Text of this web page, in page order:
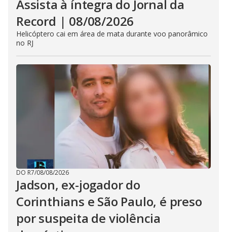
Assista à íntegra do Jornal da
Record | 08/08/2026
Helicóptero cai em área de mata durante voo panorâmico
no RJ
DO R7/08/08/2026
Jadson, ex-jogador do
Corinthians e São Paulo, é preso
por suspeita de violência